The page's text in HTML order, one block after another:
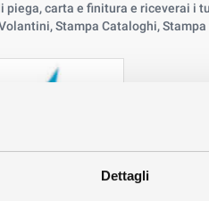
Dettagli
piega, carta e finitura e riceverai i
Stampa Cataloghi,